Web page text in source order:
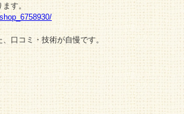
ます。
口コミ・技術が自慢です。